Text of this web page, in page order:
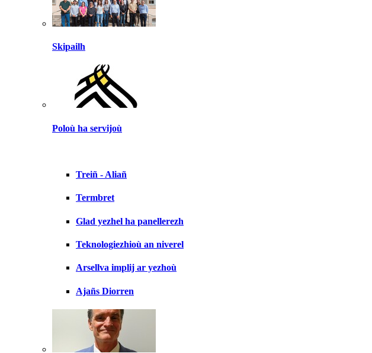
Skipailh
Poloù ha servijoù
Treiñ - Aliañ
Termbret
Glad yezhel ha panellerezh
Teknologiezhioù an niverel
Arsellva implij ar yezhoù
Ajañs Diorren